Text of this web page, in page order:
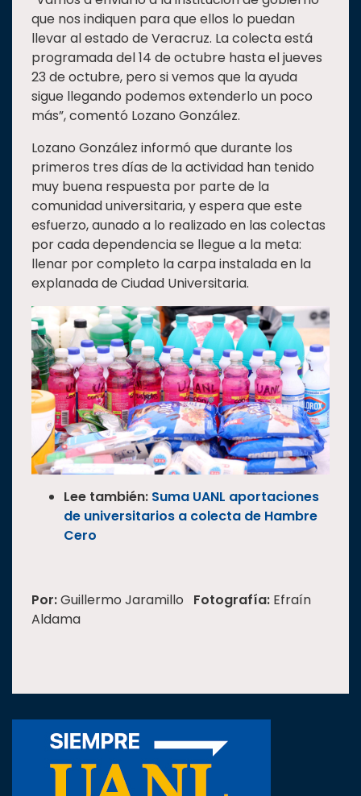
que nos indiquen para que ellos lo puedan
llevar al estado de Veracruz. La colecta está
programada del 14 de octubre hasta el jueves
23 de octubre, pero si vemos que la ayuda
sigue llegando podemos extenderlo un poco
más”, comentó Lozano González.
Lozano González informó que durante los
primeros tres días de la actividad han tenido
muy buena respuesta por parte de la
comunidad universitaria, y espera que este
esfuerzo, aunado a lo realizado en las colectas
por cada dependencia se llegue a la meta:
llenar por completo la carpa instalada en la
explanada de Ciudad Universitaria.
Lee también: Suma UANL aportaciones
de universitarios a colecta de Hambre
Cero
Por:Guillermo Jaramillo Fotografía: Efraín
Aldama